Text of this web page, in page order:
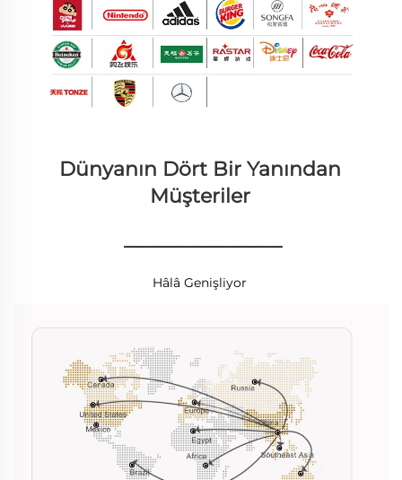
Dünyanın Dört Bir Yanından
Müşteriler
________________
Hâlâ Genişliyor